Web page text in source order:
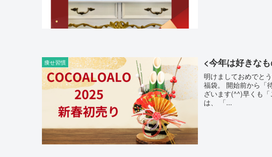
痩せ習慣 <今年は好きな
明けましておめでとう御座います。 毎年
福袋。 開始前から「待ってたよ〜」と沢山ご連絡を頂きありがとうご
ざいます(^^)早くも「これ
は、 「...